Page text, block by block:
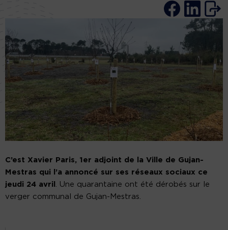
C’est Xavier Paris, 1er adjoint de la Ville de Gujan-
Mestras qui l’a annoncé sur ses réseaux sociaux ce
jeudi 24 avril . Une quarantaine ont été dérobés sur le
verger communal de Gujan-Mestras.